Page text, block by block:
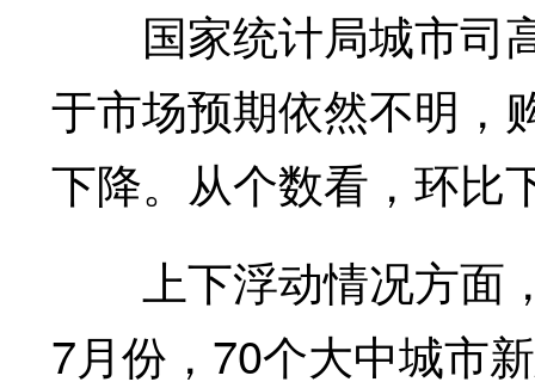
国家统计局城市司
于市场预期依然不明，
下降。从个数看，环比
上下浮动情况方面
7月份，70个大中城市